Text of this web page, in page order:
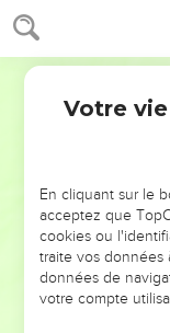
NE
ET SI LEURS
Votre
En cliquant sur le
acceptez que
cookies ou
traite vos données
données de
votre compte